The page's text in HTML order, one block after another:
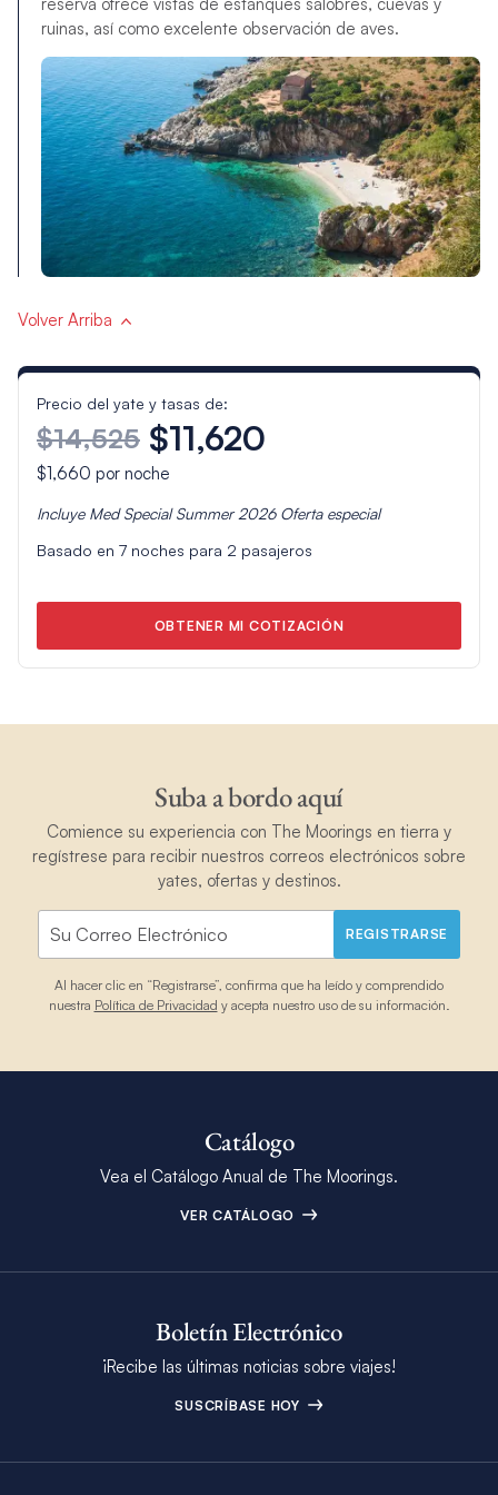
ruinas, así como excelente observación de aves.
Volver Arriba
Precio del yate y tasas de:
$14,525 $11,620
$1,660 por noche
Incluye Med Special Summer 2026Oferta especial
Basado en 7noches para 2 pasajeros
OBTENER MI COTIZACIÓN
Suba a bordo aquí
Comience su experiencia con The Moorings en tierra y
regístrese para recibir nuestros correos electrónicos sobre
yates, ofertas y destinos.
REGISTRARSE
Al hacer clic en “Registrarse”, confirma que ha leído y comprendido
nuestra Política de Privacidad y acepta nuestro uso de su información.
Catálogo
Vea el Catálogo Anual de The Moorings.
VER CATÁLOGO
Boletín Electrónico
¡Recibe las últimas noticias sobre viajes!
SUSCRÍBASE HOY